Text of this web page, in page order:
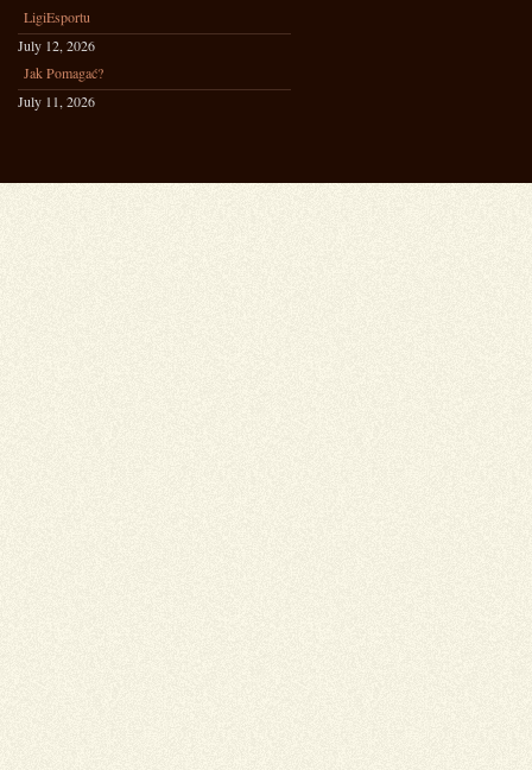
LigiEsportu
July 12, 2026
Jak Pomagać?
July 11, 2026